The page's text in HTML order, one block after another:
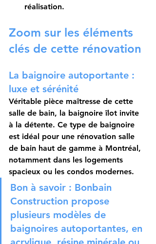
réalisation.
Zoom sur les éléments
clés de cette rénovation
La baignoire autoportante :
luxe et sérénité
Véritable pièce maîtresse de cette
salle de bain, la baignoire îlot invite
à la détente. Ce type de baignoire
est idéal pour une rénovation salle
de bain haut de gamme à Montréal,
notamment dans les logements
spacieux ou les condos modernes.
Bon à savoir : Bonbain
Construction propose
plusieurs modèles de
baignoires autoportantes, en